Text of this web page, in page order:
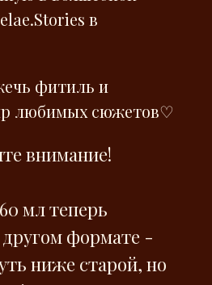
в
фитиль и
любимых сюжетов♡
внимание!
мл теперь
формате -
ниже старой, но